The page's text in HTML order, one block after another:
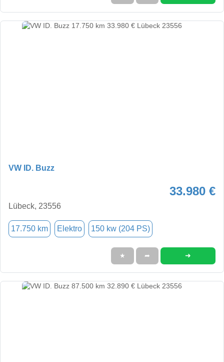
VW ID. Buzz
33.980 €
Lübeck, 23556
17.750 km Elektro 150 kw (204 PS)
★ ➦ ➜